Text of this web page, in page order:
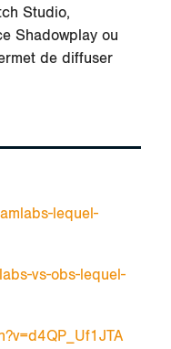
Studio,
Shadowplay ou
de diffuser
lequel-
vs-obs-lequel-